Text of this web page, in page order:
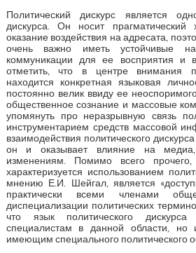
Политический дискурс является
дискурса. Он носит
оказание воздействия на адресата,
очень важно иметь устойчивые
коммуникации для ее восприятия и
отметить, что в центре внимания
находится конкретная языковая
постоянно велик ввиду ее
общественное сознание и массовые
упомянуть про неразрывную связь
инструментарием средств массовой
взаимодействия политического
он и оказывает влияние на
изменениям. Помимо всего прочего,
характеризуется использованием
мнению Е.И. Шейгал, является
практически всеми членами
диспециализации политических
что язык политического
специалистам в данной области,
имеющим специального политического